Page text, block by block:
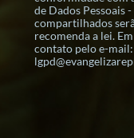
de Dados Pessoais
compartilhados
recomenda a lei.
contato pelo e-mail: